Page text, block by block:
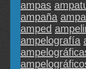
ampas
ampaña
amped
ampelografía